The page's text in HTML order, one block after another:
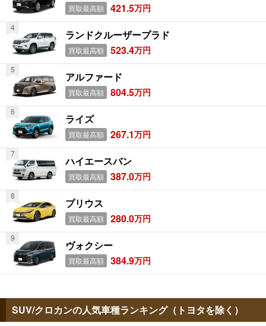
買取最高額 421.5万円
ランドクルーザープラド
買取最高額 523.4万円
アルファード
買取最高額 804.5万円
ライズ
買取最高額 267.1万円
ハイエースバン
買取最高額 387.0万円
プリウス
買取最高額 280.0万円
ヴォクシー
買取最高額 384.9万円
SUV/クロカンの人気車種ランキング（トヨタを除く）